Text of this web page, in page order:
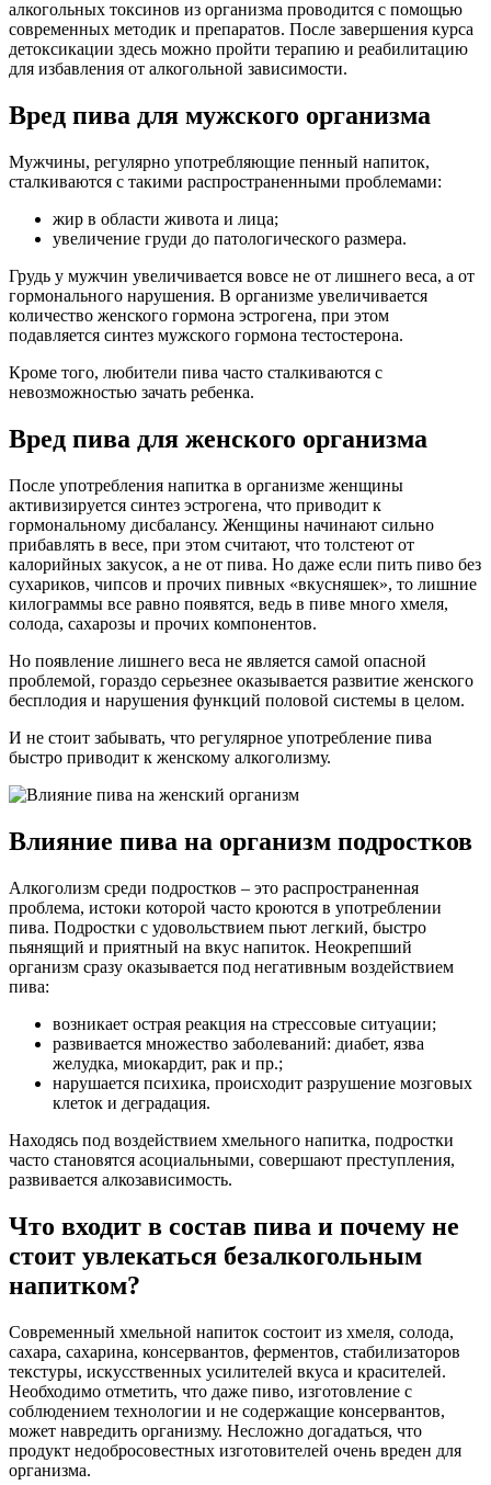
алкогольных токсинов из организма проводится с помощью
современных методик и препаратов. После завершения курса
детоксикации здесь можно пройти терапию и реабилитацию
для избавления от алкогольной зависимости.
Вред пива для мужского организма
Мужчины, регулярно употребляющие пенный напиток,
сталкиваются с такими распространенными проблемами:
жир в области живота и лица;
увеличение груди до патологического размера.
Грудь у мужчин увеличивается вовсе не от лишнего веса, а от
гормонального нарушения. В организме увеличивается
количество женского гормона эстрогена, при этом
подавляется синтез мужского гормона тестостерона.
Кроме того, любители пива часто сталкиваются с
невозможностью зачать ребенка.
Вред пива для женского организма
После употребления напитка в организме женщины
активизируется синтез эстрогена, что приводит к
гормональному дисбалансу. Женщины начинают сильно
прибавлять в весе, при этом считают, что толстеют от
калорийных закусок, а не от пива. Но даже если пить пиво без
сухариков, чипсов и прочих пивных «вкусняшек», то лишние
килограммы все равно появятся, ведь в пиве много хмеля,
солода, сахарозы и прочих компонентов.
Но появление лишнего веса не является самой опасной
проблемой, гораздо серьезнее оказывается развитие женского
бесплодия и нарушения функций половой системы в целом.
И не стоит забывать, что регулярное употребление пива
быстро приводит к женскому алкоголизму.
Влияние пива на организм подростков
Алкоголизм среди подростков – это распространенная
проблема, истоки которой часто кроются в употреблении
пива. Подростки с удовольствием пьют легкий, быстро
пьянящий и приятный на вкус напиток. Неокрепший
организм сразу оказывается под негативным воздействием
пива:
возникает острая реакция на стрессовые ситуации;
развивается множество заболеваний: диабет, язва
желудка, миокардит, рак и пр.;
нарушается психика, происходит разрушение мозговых
клеток и деградация.
Находясь под воздействием хмельного напитка, подростки
часто становятся асоциальными, совершают преступления,
развивается алкозависимость.
Что входит в состав пива и почему не
стоит увлекаться безалкогольным
напитком?
Современный хмельной напиток состоит из хмеля, солода,
сахара, сахарина, консервантов, ферментов, стабилизаторов
текстуры, искусственных усилителей вкуса и красителей.
Необходимо отметить, что даже пиво, изготовление с
соблюдением технологии и не содержащие консервантов,
может навредить организму. Несложно догадаться, что
продукт недобросовестных изготовителей очень вреден для
организма.